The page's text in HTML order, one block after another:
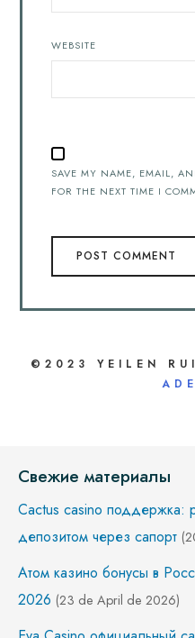
WEBSITE
SAVE MY NAME, EMAIL,
FOR THE NEXT TIME I
©2023 YEILEN
Свежие материалы
Cactus casino поддержка:
депозитом через сапорт
Атом казино бонусы в
2026 (23 de April de 2026)